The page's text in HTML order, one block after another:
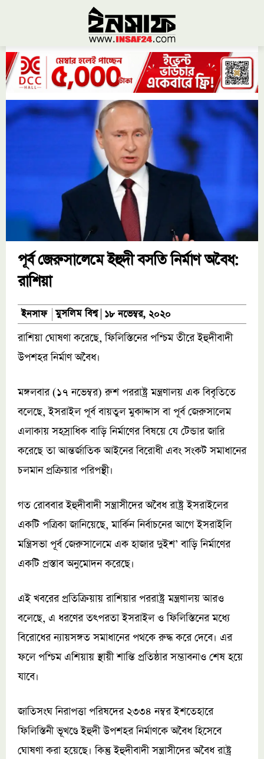
পূর্ব জেরুসালেমে ইহুদী বসতি নির্মাণ অবৈধ:
রাশিয়া
ইনসাফ মুসলিম বিশ্ব ১৮ নভেম্বর, ২০২০
রাশিয়া ঘোষণা করেছে, ফিলিস্তিনের পশ্চিম তীরে ইহুদীবাদী
উপশহর নির্মাণ অবৈধ।
মঙ্গলবার (১৭ নভেম্বর) রুশ পররাষ্ট্র মন্ত্রণালয় এক বিবৃতিতে
বলেছে, ইসরাইল পূর্ব বায়তুল মুকাদ্দাস বা পূর্ব জেরুসালেম
এলাকায় সহস্রাধিক বাড়ি নির্মাণের বিষয়ে যে টেন্ডার জারি
করেছে তা আন্তর্জাতিক আইনের বিরোধী এবং সংকট সমাধানের
চলমান প্রক্রিয়ার পরিপন্থী।
গত রোববার ইহুদীবাদী সন্ত্রাসীদের অবৈধ রাষ্ট্র ইসরাইলের
একটি পত্রিকা জানিয়েছে, মার্কিন নির্বাচনের আগে ইসরাইলি
মন্ত্রিসভা পূর্ব জেরুসালেমে এক হাজার দুইশ’ বাড়ি নির্মাণের
একটি প্রস্তাব অনুমোদন করেছে।
এই খবরের প্রতিক্রিয়ায় রাশিয়ার পররাষ্ট্র মন্ত্রণালয় আরও
বলেছে, এ ধরণের তৎপরতা ইসরাইল ও ফিলিস্তিনের মধ্যে
বিরোধের ন্যায়সঙ্গত সমাধানের পথকে রুদ্ধ করে দেবে। এর
ফলে পশ্চিম এশিয়ায় স্থায়ী শান্তি প্রতিষ্ঠার সম্ভাবনাও শেষ হয়ে
যাবে।
জাতিসংঘ নিরাপত্তা পরিষদের ২৩৩৪ নম্বর ইশতেহারে
ফিলিস্তিনী ভূখণ্ডে ইহুদী উপশহর নির্মাণকে অবৈধ হিসেবে
ঘোষণা করা হয়েছে। কিন্তু ইহুদীবাদী সন্ত্রাসীদের অবৈধ রাষ্ট্র